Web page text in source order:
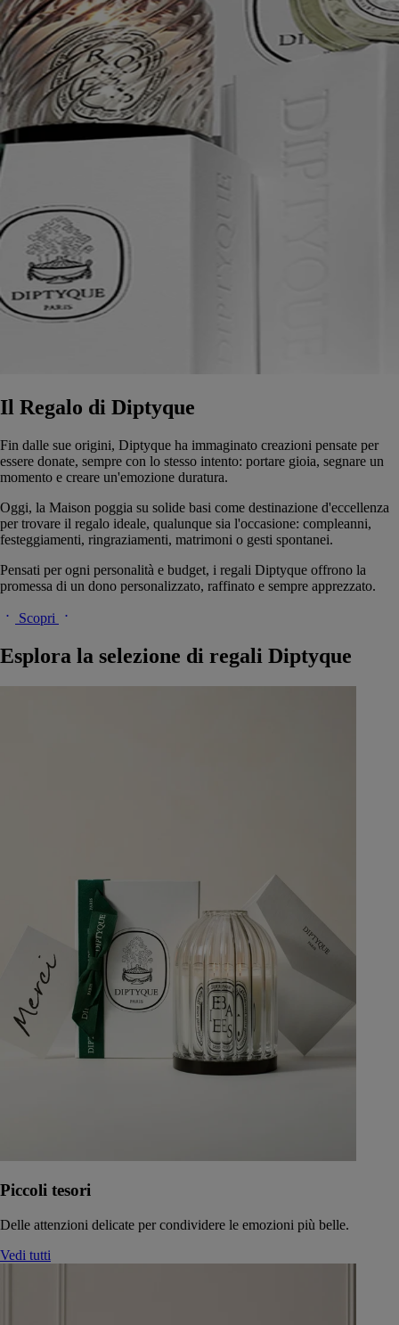
Il Regalo di Diptyque
Fin dalle sue origini, Diptyque ha immaginato creazioni pensate per
essere donate, sempre con lo stesso intento: portare gioia, segnare un
momento e creare un'emozione duratura.
Oggi, la Maison poggia su solide basi come destinazione d'eccellenza
per trovare il regalo ideale, qualunque sia l'occasione: compleanni,
festeggiamenti, ringraziamenti, matrimoni o gesti spontanei.
Pensati per ogni personalità e budget, i regali Diptyque offrono la
promessa di un dono personalizzato, raffinato e sempre apprezzato.
Scopri
Esplora la selezione di regali Diptyque
Piccoli tesori
Delle attenzioni delicate per condividere le emozioni più belle.
Vedi tutti